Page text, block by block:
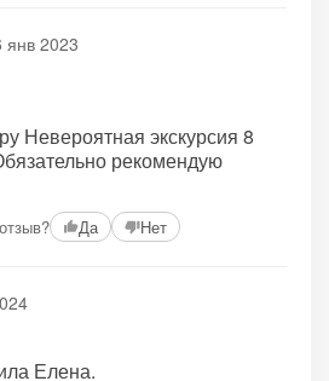
янв 2023
Невероятная экскурсия 8
рекомендую
Да Нет
Елена.